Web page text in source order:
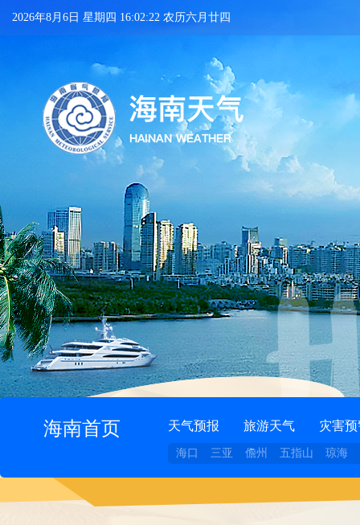
2026年8月6日 星期四 16:02:23 农历六月廿四
海南首页 天气预报 旅游天气 灾害
海口 三亚 儋州 五指山 琼海